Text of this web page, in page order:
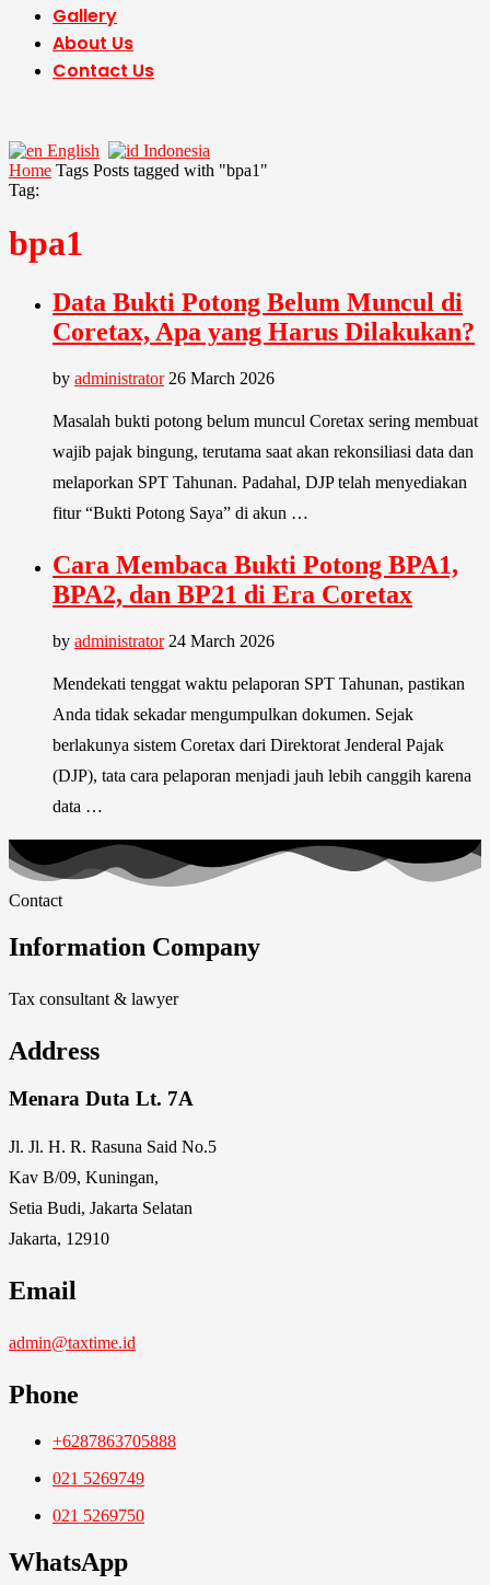
Gallery
About Us
Contact Us
English
Indonesia
Home Tags Posts tagged with "bpa1"
Tag:
bpa1
Data Bukti Potong Belum Muncul di
Coretax, Apa yang Harus Dilakukan?
by administrator 26 March 2026
Masalah bukti potong belum muncul Coretax sering membuat
wajib pajak bingung, terutama saat akan rekonsiliasi data dan
melaporkan SPT Tahunan. Padahal, DJP telah menyediakan
fitur “Bukti Potong Saya” di akun …
Cara Membaca Bukti Potong BPA1,
BPA2, dan BP21 di Era Coretax
by administrator 24 March 2026
Mendekati tenggat waktu pelaporan SPT Tahunan, pastikan
Anda tidak sekadar mengumpulkan dokumen. Sejak
berlakunya sistem Coretax dari Direktorat Jenderal Pajak
(DJP), tata cara pelaporan menjadi jauh lebih canggih karena
data …
Contact
Information Company
Tax consultant & lawyer
Address
Menara Duta Lt. 7A
Jl. Jl. H. R. Rasuna Said No.5
Kav B/09, Kuningan,
Setia Budi, Jakarta Selatan
Jakarta, 12910
Email
admin@taxtime.id
Phone
+6287863705888
021 5269749
021 5269750
WhatsApp